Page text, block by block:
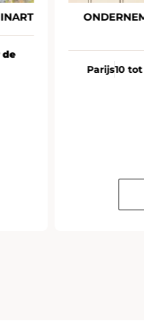
Parijs10